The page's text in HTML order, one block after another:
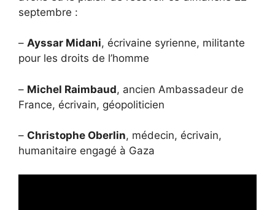
septembre :
– Ayssar Midani, écrivaine syrienne, militante
pour les droits de l’homme
– Michel Raimbaud, ancien Ambassadeur de
France, écrivain, géopoliticien
– Christophe Oberlin, médecin, écrivain,
humanitaire engagé à Gaza